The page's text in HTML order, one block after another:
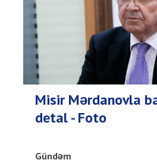
Misir Mərdanovla
detal - Foto
Gündəm